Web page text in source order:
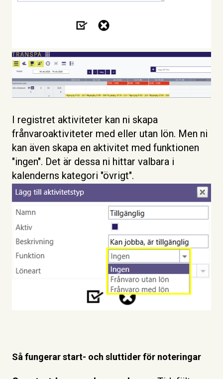
I registret aktiviteter kan ni skapa
frånvaroaktiviteter med eller utan lön. Men ni
kan även skapa en aktivitet med funktionen
"ingen". Det är dessa ni hittar valbara i
kalenderns kategori "övrigt".
Så fungerar start- och sluttider för noteringar